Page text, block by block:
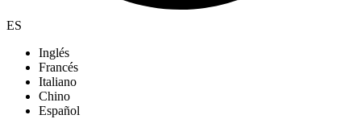
ES
Inglés
Francés
Italiano
Chino
Español